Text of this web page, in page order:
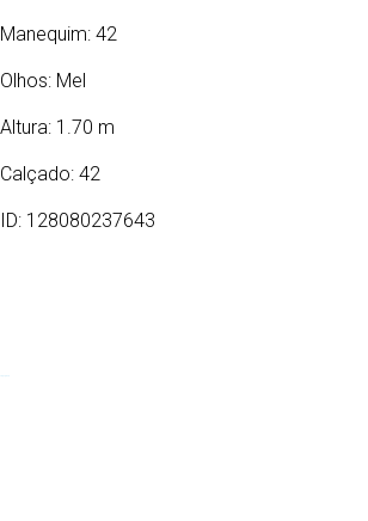
Manequim: 42
Olhos: Mel
Altura: 1.70 m
Calçado: 42
ID: 128080237643